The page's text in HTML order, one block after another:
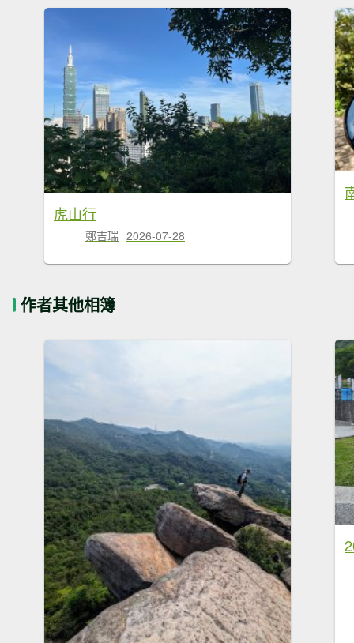
虎山行
鄭吉瑞 2026-07-28
作者其他相簿